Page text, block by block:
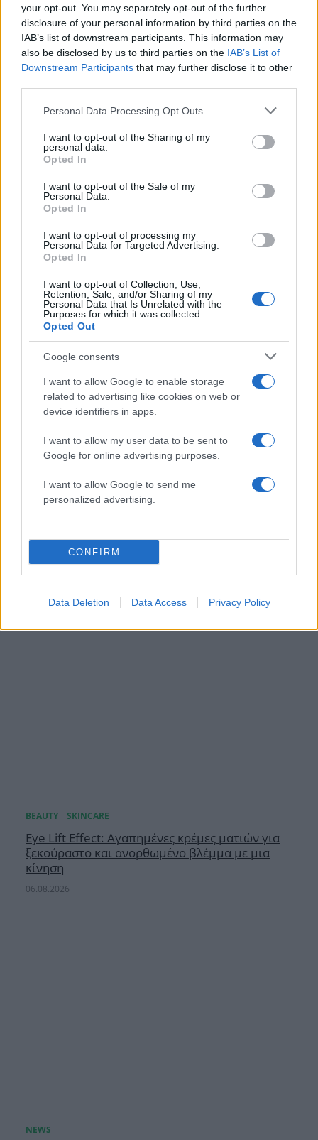
your opt-out. You may separately opt-out of the further
disclosure of your personal information by third parties on the
IAB’s list of downstream participants. This information may
also be disclosed by us to third parties on the IAB’s List of
Downstream Participants that may further disclose it to other
Please note that this website/app uses one or more Google
not limited to your visit or usage behaviour. You may click to
grant or deny consent to Google and its third-party tags to
use your data for below specified purposes in below Google
consent section.
Personal Data Processing Opt Outs
I want to opt-out of the Sharing of my
personal data.
Opted In
I want to opt-out of the Sale of my
Personal Data.
Opted In
I want to opt-out of processing my
Personal Data for Targeted Advertising.
Opted In
I want to opt-out of Collection, Use,
Retention, Sale, and/or Sharing of my
Personal Data that Is Unrelated with the
Purposes for which it was collected.
Opted Out
Google consents
I want to allow Google to enable storage
related to advertising like cookies on web or
device identifiers in apps.
I want to allow my user data to be sent to
Google for online advertising purposes.
I want to allow Google to send me
personalized advertising.
CONFIRM
Data Deletion Data Access Privacy Policy
Anya Taylor-Joy: Αποχωρίστηκε τα μακριά
χάρη του νέου της ρόλου
06.08.2026
στην Πάρο για διακοπές, χωρίς τον Χρήστο
Μάστορα – Φωτογραφίες
06.08.2026
Eye Lift Effect: Αγαπημένες κρέμες ματιών για
ξεκούραστο και ανορθωμένο βλέμμα με μια
κίνηση
06.08.2026